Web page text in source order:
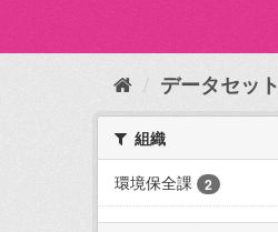
内
データセット
組織
環境保全課
2